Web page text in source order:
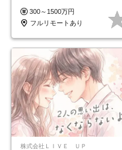
円～／年休130日以上
300～1500万円
フルリモートあり
株式会社ＬＩＶＥ ＵＰ